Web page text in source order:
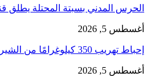
الحرس المدني بسبتة المحتلة يطلق
أغسطس 5, 2026
إحباط تهريب 350 كيلوغرامًا من الشيرا محشوة داخل قوالب…
أغسطس 5, 2026